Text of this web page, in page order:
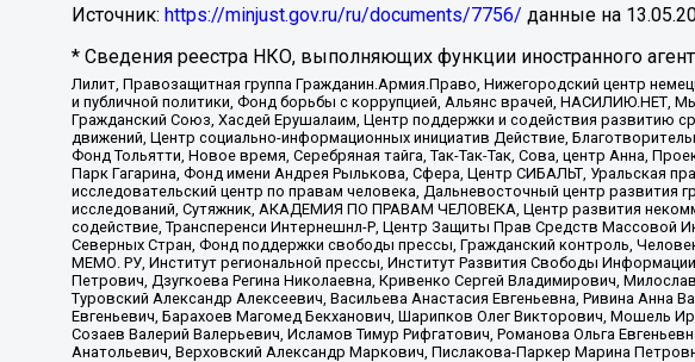
Источник: https://minjust.gov.ru/ru/documents/7756/ данные на
* Сведения реестра НКО, выполняющих функции иностранного
Лилит, Правозащитная группа Гражданин.Армия.Право, Нижегородский центр
и публичной политики, Фонд борьбы с коррупцией, Альянс врачей, НАСИЛИЮ.НЕТ,
Гражданский Союз, Хасдей Ерушалаим, Центр поддержки и содействия развитию
движений, Центр социально-информационных инициатив Действие,
Фонд Тольятти, Новое время, Серебряная тайга, Так-Так-Так, Сова, центр Анна,
Парк Гагарина, Фонд имени Андрея Рылькова, Сфера, Центр СИБАЛЬТ, Уральская
исследовательский центр по правам человека, Дальневосточный центр развития
исследований, Сутяжник, АКАДЕМИЯ ПО ПРАВАМ ЧЕЛОВЕКА, Центр развития
содействие, Трансперенси Интернешнл-Р, Центр Защиты Прав Средств Массовой
Северных Стран, Фонд поддержки свободы прессы, Гражданский контроль,
МЕМО. РУ, Институт региональной прессы, Институт Развития Свободы
Петрович, Дзугкоева Регина Николаевна, Кривенко Сергей Владимирович,
Туровский Александр Алексеевич, Васильева Анастасия Евгеньевна, Ривина Анна
Евгеньевич, Барахоев Магомед Бекханович, Шарипков Олег Викторович, Мошель
Созаев Валерий Валерьевич, Исламов Тимур Рифгатович, Романова Ольга
Анатольевич, Верховский Александр Маркович, Пислакова-Паркер Марина